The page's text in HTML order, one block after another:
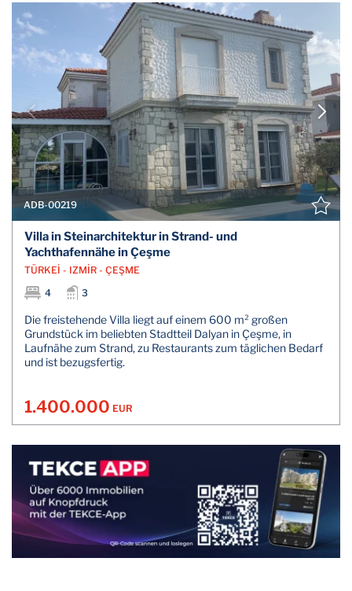
ADB-00219
Villa in Steinarchitektur in Strand- und
Yachthafennähe in Çeşme
TÜRKEİ - IZMİR - ÇEŞME
4
3
Die freistehende Villa liegt auf einem 600 m² großen
Grundstück im beliebten Stadtteil Dalyan in Çeşme, in
Laufnähe zum Strand, zu Restaurants zum täglichen Bedarf
und ist bezugsfertig.
1.400.000 EUR